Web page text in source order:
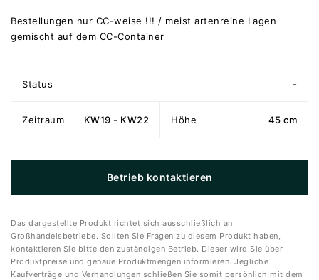
Bestellungen nur CC-weise !!! / meist artenreine Lagen
gemischt auf dem CC-Container
Status -
Zeitraum KW19 - KW22 Höhe 45 cm
Betrieb kontaktieren
Das dargestellte Produkt richtet sich ausschließlich an
Großhandelsbetriebe. Sollten Sie Fragen zu diesem Produkt haben,
kontaktieren Sie bitte den zuständigen Betrieb. Dieser wird Sie über
Produktpreise und genaue Produktmengen informieren. Jegliche
Kaufverträge und Verhandlungen schließen Sie somit persönlich mit dem